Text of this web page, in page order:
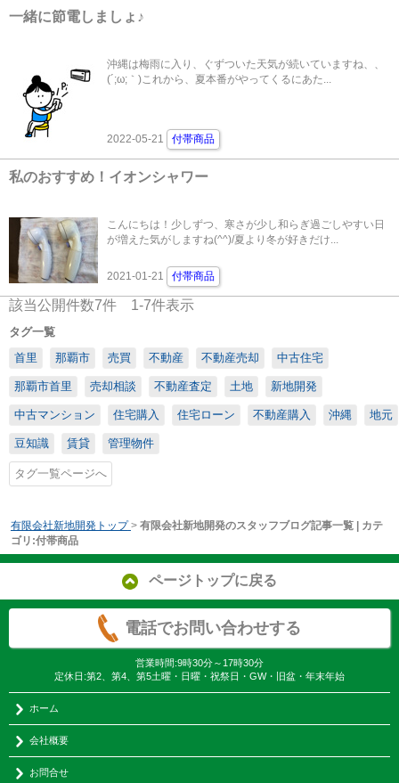
一緒に節電しましょ♪
沖縄は梅雨に入り、ぐずついた天気が続いていますね、、
(´;ω;｀)これから、夏本番がやってくるにあた...
2022-05-21 付帯商品
私のおすすめ！イオンシャワー
こんにちは！少しずつ、寒さが少し和らぎ過ごしやすい日
が増えた気がしますね(^^)/夏より冬が好きだけ...
2021-01-21 付帯商品
該当公開件数7件 1-7件表示
タグ一覧
首里
那覇市 売買 不動産 不動産売却 中古住宅
那覇市首里 売却相談 不動産査定 土地 新地開発
中古マンション 住宅購入 住宅ローン 不動産購入 沖縄 地元
豆知識 賃貸 管理物件
タグ一覧ページへ
有限会社新地開発トップ > 有限会社新地開発のスタッフブログ記事一覧 | カテ
ゴリ:付帯商品
ページトップに戻る
電話でお問い合わせする
営業時間:9時30分～17時30分
定休日:第2、第4、第5土曜・日曜・祝祭日・GW・旧盆・年末年始
ホーム
会社概要
お問合せ